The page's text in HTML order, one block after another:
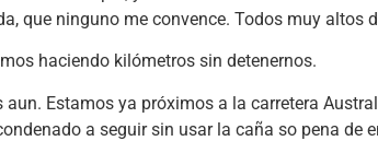
que ninguno me convence. Todos muy
haciendo kilómetros sin detenernos.
Estamos ya próximos a la carretera
a seguir sin usar la caña so pena de